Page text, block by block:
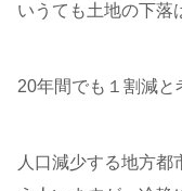
いうても土地の下落
20年間でも１割減と
人口減少する地方